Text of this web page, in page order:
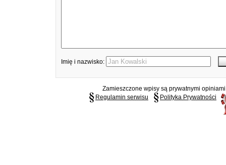
Imię i nazwisko:
Zamieszczone wpisy są prywatnymi
Regulamin serwisu
Polityka Prywatności